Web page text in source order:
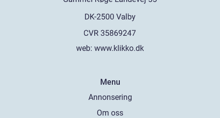
web: www.klikko.dk
Menu
Annonsering
Om oss